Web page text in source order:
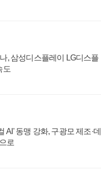
, 삼성디스플레이 LG디스플
도
동맹 강화, 구광모 제조·데
로